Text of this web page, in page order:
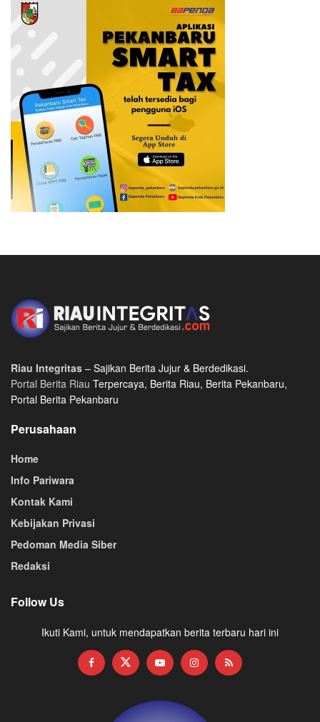
Riau Integritas – Sajikan Berita Jujur & Berdedikasi.
Portal Berita Riau Terpercaya, Berita Riau, Berita Pekanbaru,
Portal Berita Pekanbaru
Perusahaan
Home
Info Pariwara
Kontak Kami
Kebijakan Privasi
Pedoman Media Siber
Redaksi
Follow Us
Ikuti Kami, untuk mendapatkan berita terbaru hari ini